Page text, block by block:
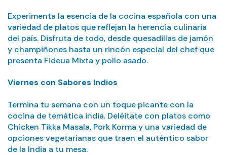
Experimenta la esencia de la cocina española con una
variedad de platos que reflejan la herencia culinaria
del país. Disfruta de todo, desde quesadillas de jamón
y champiñones hasta un rincón especial del chef que
presenta Fideua Mixta y pollo asado.
Viernes con Sabores Indios
Termina tu semana con un toque picante con la
cocina de temática india. Deléitate con platos como
Chicken Tikka Masala, Pork Korma y una variedad de
opciones vegetarianas que traen el auténtico sabor
de la India a tu mesa.